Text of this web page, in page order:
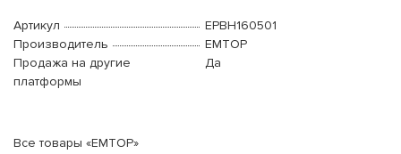
Артикул
EPBH160501
Производитель
EMTOP
Продажа на другие
платформы
Да
Все товары «EMTOP»